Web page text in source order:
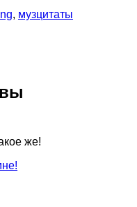
, музцитаты
же!